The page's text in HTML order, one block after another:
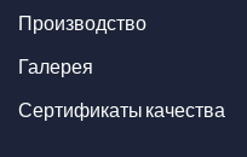
Производство
Галерея
Сертификаты качества